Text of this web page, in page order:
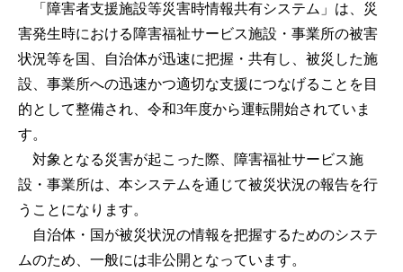
「障害者支援施設等災害時情報共有システム」は、災
害発生時における障害福祉サービス施設・事業所の被害
状況等を国、自治体が迅速に把握・共有し、被災した施
設、事業所への迅速かつ適切な支援につなげることを目
的として整備され、令和3年度から運転開始されていま
す。
対象となる災害が起こった際、障害福祉サービス施
設・事業所は、本システムを通じて被災状況の報告を行
うことになります。
自治体・国が被災状況の情報を把握するためのシステ
ムのため、一般には非公開となっています。